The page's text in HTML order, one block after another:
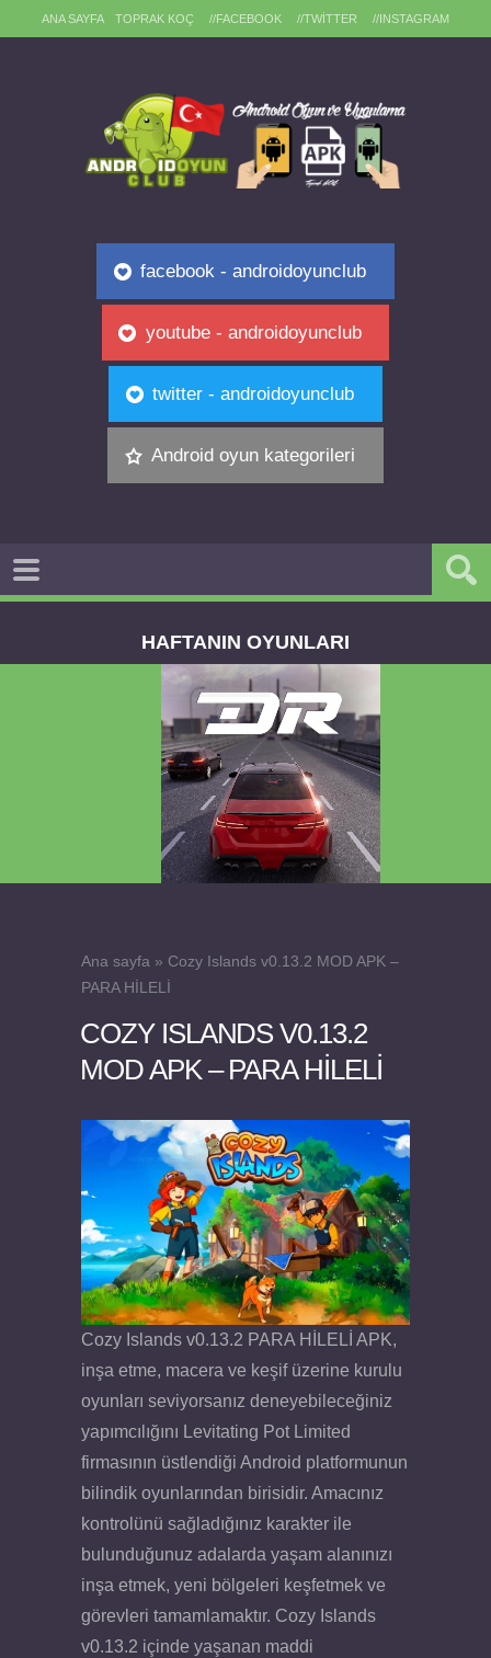
ANA SAYFA TOPRAK KOÇ //FACEBOOK //TWITTER //INSTAGRAM
facebook - androidoyunclub
youtube - androidoyunclub
twitter - androidoyunclub
Android oyun kategorileri
HAFTANIN OYUNLARI
Felix the Reaper v1.25 FULL APK
Ana sayfa » Cozy Islands v0.13.2 MOD APK –
PARA HİLELİ
COZY ISLANDS V0.13.2
MOD APK – PARA HİLELİ
Cozy Islands v0.13.2 PARA HİLELİ APK,
inşa etme, macera ve keşif üzerine kurulu
oyunları seviyorsanız deneyebileceğiniz
yapımcılığını Levitating Pot Limited
firmasının üstlendiği Android platformunun
bilindik oyunlarından birisidir. Amacınız
kontrolünü sağladığınız karakter ile
bulunduğunuz adalarda yaşam alanınızı
inşa etmek, yeni bölgeleri keşfetmek ve
görevleri tamamlamaktır. Cozy Islands
v0.13.2 içinde yaşanan maddi